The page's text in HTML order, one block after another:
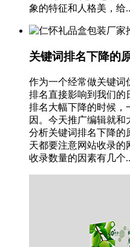
象的特征和人格美，给
关键词排名下降的
作为一个经常做关键词
排名直接影响到我们的
排名大幅下降的时候，
因。今天推广编辑就
分析关键词排名下降的
天都要注意网站收录的
收录数量的因素有几个